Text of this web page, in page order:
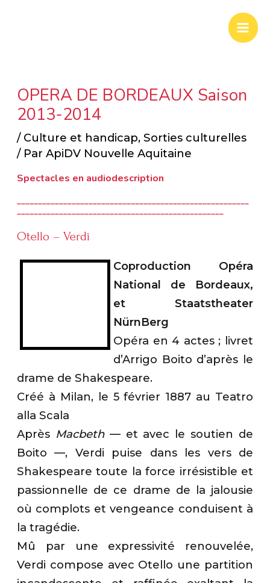
OPERA DE BORDEAUX Saison
2013-2014
/ Culture et handicap,Sorties culturelles
/ ParApiDV Nouvelle Aquitaine
Spectacles en audiodescription
_______________________________________________________
_________________________________________________
Otello – Verdi
Coproduction Opéra
National de Bordeaux,
et Staatstheater
NürnBerg
Opéra en 4 actes ; livret
d’Arrigo Boito d’après le
drame de Shakespeare.
Créé à Milan, le 5 février 1887 au Teatro
alla Scala
Après Macbeth— et avec le soutien de
Boito —, Verdi puise dans les vers de
Shakespeare toute la force irrésistible et
passionnelle de ce drame de la jalousie
où complots et vengeance conduisent à
la tragédie.
Mû par une expressivité renouvelée,
Verdi compose avec Otello une partition